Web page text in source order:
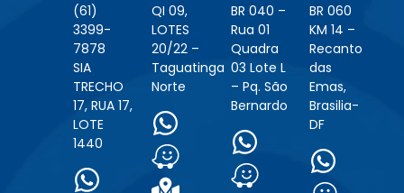
(61)
3399-
7878
SIA
TRECHO
17, RUA 17,
LOTE
1440
QI 09,
LOTES
20/22 –
Taguatinga
Norte
BR 040 –
Rua 01
Quadra
03 Lote L
– Pq. São
Bernardo
BR 060
KM 14 –
Recanto
das
Emas,
Brasilia-
DF